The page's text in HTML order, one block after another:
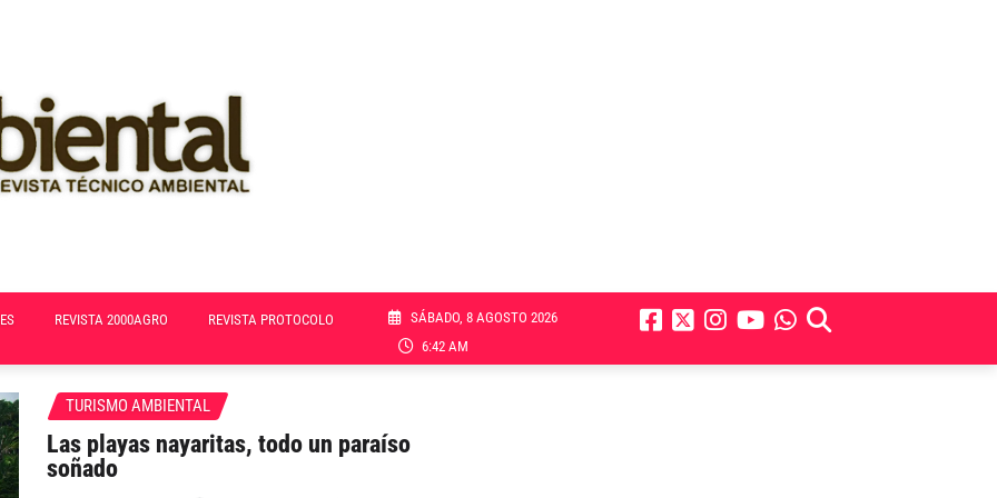
REVISTA 2000AGRO REVISTA PROTOCOLO
SÁBADO, 8 AGOSTO 2026
6:42 AM
TURISMO AMBIENTAL
Las playas nayaritas, todo un paraíso
soñado